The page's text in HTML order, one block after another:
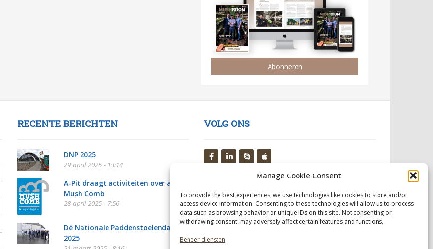
Manage Cookie Consent
To provide the best experiences, we use technologies like cookies to store and/or
access device information. Consenting to these technologies will allow us to process
data such as browsing behavior or unique IDs on this site. Not consenting or
withdrawing consent, may adversely affect certain features and functions.
Beheer diensten
Abonneren
RECENTE BERICHTEN
DNP 2025
29 april 2025 - 13:14
A-Pit draagt activiteiten over aan
Mush Comb
28 april 2025 - 7:56
Dé Nationale Paddenstoelendag
2025
VOLG ONS